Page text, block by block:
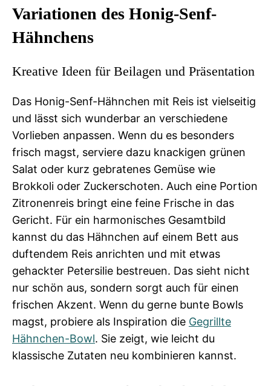
Variationen des Honig-Senf-
Hähnchens
Kreative Ideen für Beilagen und Präsentation
Das Honig-Senf-Hähnchen mit Reis ist vielseitig
und lässt sich wunderbar an verschiedene
Vorlieben anpassen. Wenn du es besonders
frisch magst, serviere dazu knackigen grünen
Salat oder kurz gebratenes Gemüse wie
Brokkoli oder Zuckerschoten. Auch eine Portion
Zitronenreis bringt eine feine Frische in das
Gericht. Für ein harmonisches Gesamtbild
kannst du das Hähnchen auf einem Bett aus
duftendem Reis anrichten und mit etwas
gehackter Petersilie bestreuen. Das sieht nicht
nur schön aus, sondern sorgt auch für einen
frischen Akzent. Wenn du gerne bunte Bowls
magst, probiere als Inspiration die Gegrillte
Hähnchen-Bowl. Sie zeigt, wie leicht du
klassische Zutaten neu kombinieren kannst.